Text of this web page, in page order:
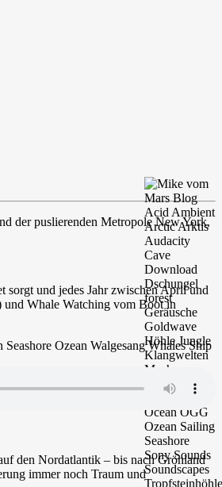
der puslierenden Metropole New York,
und jedes Jahr zwischen April und
und Whale Watching vom Boot in
den Nordatlantik – bis nach Grönland
immer noch Traum und